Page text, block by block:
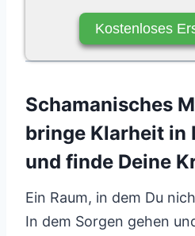
Kostenloses
Schamanisches
bringe Klarheit in
und finde Deine
Ein Raum, in dem Du
In dem Sorgen gehen